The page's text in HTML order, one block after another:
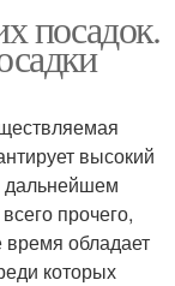
посадок.
высокий
дальнейшем
прочего,
обладает
которых